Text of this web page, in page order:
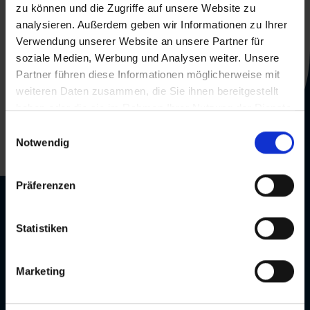
zu können und die Zugriffe auf unsere Website zu
analysieren. Außerdem geben wir Informationen zu Ihrer
Verwendung unserer Website an unsere Partner für
soziale Medien, Werbung und Analysen weiter. Unsere
Partner führen diese Informationen möglicherweise mit
weiteren Daten zusammen, die Sie ihnen bereitgestellt
haben oder die sie im Rahmen Ihrer Nutzung der Dienste
Notwendig
Präferenzen
Statistiken
Marketing
+49 251 240 127 84
shop@softandcloud.com
48147 Münster
Information